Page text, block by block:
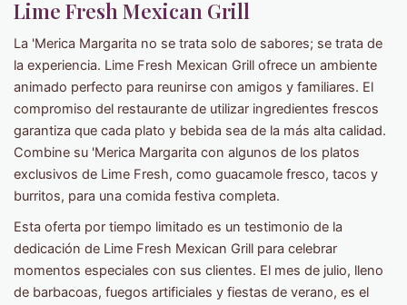
Lime Fresh Mexican Grill
La 'Merica Margarita no se trata solo de sabores; se trata de
la experiencia. Lime Fresh Mexican Grill ofrece un ambiente
animado perfecto para reunirse con amigos y familiares. El
compromiso del restaurante de utilizar ingredientes frescos
garantiza que cada plato y bebida sea de la más alta calidad.
Combine su 'Merica Margarita con algunos de los platos
exclusivos de Lime Fresh, como guacamole fresco, tacos y
burritos, para una comida festiva completa.
Esta oferta por tiempo limitado es un testimonio de la
dedicación de Lime Fresh Mexican Grill para celebrar
momentos especiales con sus clientes. El mes de julio, lleno
de barbacoas, fuegos artificiales y fiestas de verano, es el